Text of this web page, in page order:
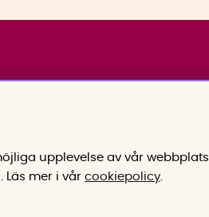
upplevelse av vår webbplats.
Läs mer i vår cookiepolicy